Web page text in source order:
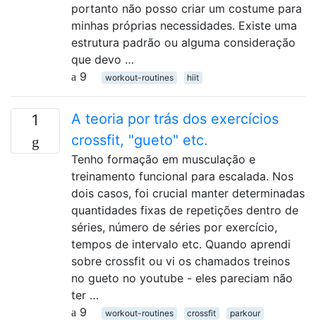
portanto não posso criar um costume para
minhas próprias necessidades. Existe uma
estrutura padrão ou alguma consideração
que devo …
9
workout-routines hiit
1
A teoria por trás dos exercícios
crossfit, "gueto" etc.
Tenho formação em musculação e
treinamento funcional para escalada. Nos
dois casos, foi crucial manter determinadas
quantidades fixas de repetições dentro de
séries, número de séries por exercício,
tempos de intervalo etc. Quando aprendi
sobre crossfit ou vi os chamados treinos
no gueto no youtube - eles pareciam não
ter …
9
workout-routines crossfit parkour